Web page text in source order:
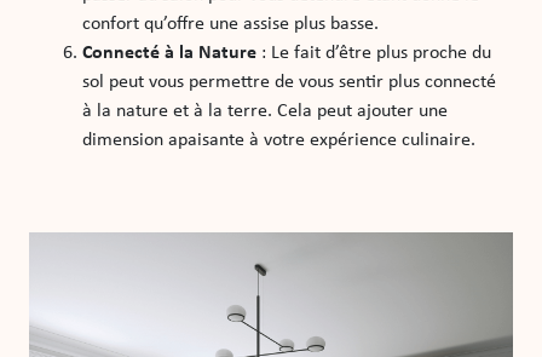
confort qu’offre une assise plus basse.
Connecté à la Nature : Le fait d’être plus proche du
sol peut vous permettre de vous sentir plus connecté
à la nature et à la terre. Cela peut ajouter une
dimension apaisante à votre expérience culinaire.